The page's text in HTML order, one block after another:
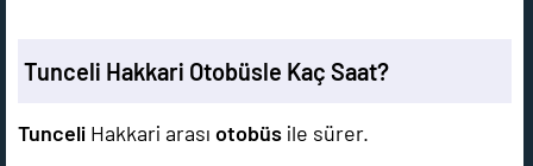
Tunceli Hakkari Otobüsle Kaç Saat?
Tunceli Hakkari arası otobüs ile sürer.